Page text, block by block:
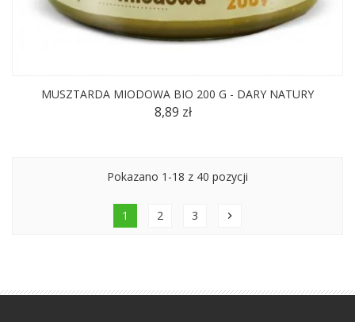
MUSZTARDA MIODOWA BIO 200 G - DARY NATURY
8,89 zł
Pokazano 1-18 z 40 pozycji
1 2 3 chevron_right